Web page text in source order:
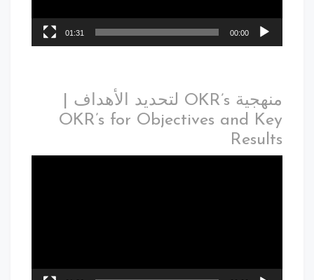
00:00
01:31
منهجية OKR’s لتحديد الأهداف |
OKR’s for Objectives and Key
Results